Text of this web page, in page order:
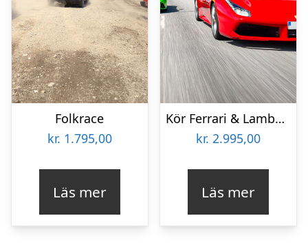
Folkrace
kr. 1.795,00
Läs mer
Kör Ferrari & Lamborghini Prestanda
kr. 2.995,00
Läs mer